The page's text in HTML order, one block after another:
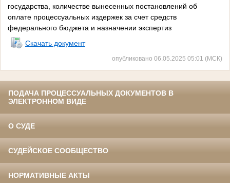
государства, количестве вынесенных постановлений об
оплате процессуальных издержек за счет средств
федерального бюджета и назначении экспертиз
Скачать документ
опубликовано 06.05.2025 05:01 (МСК)
ПОДАЧА ПРОЦЕССУАЛЬНЫХ ДОКУМЕНТОВ В
ЭЛЕКТРОННОМ ВИДЕ
О СУДЕ
СУДЕЙСКОЕ СООБЩЕСТВО
НОРМАТИВНЫЕ АКТЫ